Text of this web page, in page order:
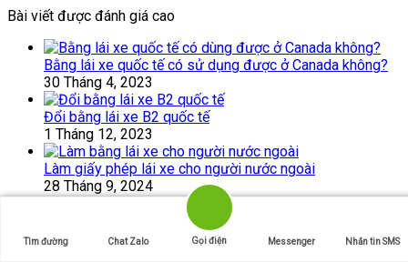
Bài viết được đánh giá cao
Bằng lái xe quốc tế có sử dụng được ở Canada không?
30 Tháng 4, 2023
Đổi bằng lái xe B2 quốc tế
1 Tháng 12, 2023
Làm giấy phép lái xe cho người nước ngoài
28 Tháng 9, 2024
Tìm đường Chat Zalo Gọi điện Messenger Nhắn tin SMS